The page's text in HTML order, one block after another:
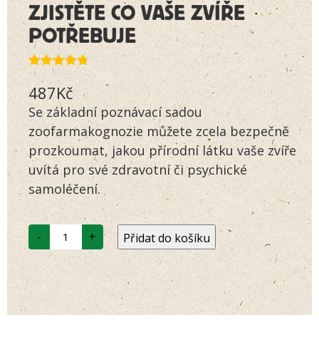
ZJISTĚTE CO VAŠE ZVÍŘE
POTŘEBUJE
Hodnoceno
4.74z 5
na základě
88
hodnocení
zákazníků
487Kč
Se základní poznávací sadou
zoofarmakognozie můžete zcela bezpečně
prozkoumat, jakou přírodní látku vaše zvíře
uvítá pro své zdravotní či psychické
samoléčení.
- LÁSKA
ZÁKLADNÍ
POZNÁVACÍ
SADA
množství
+ Přidat do košíku